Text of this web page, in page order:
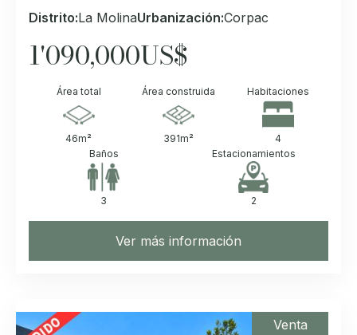
Distrito:La MolinaUrbanización:Corpac
1'090,000US$
Área total
46m²
Área construida
391m²
Habitaciones
4
Baños
3
Estacionamientos
2
Ver más información
Venta